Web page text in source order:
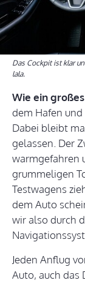
Das Cockpit ist klar
lala.
Wie ein
dem Hafen
Dabei bleibt
gelassen. Der
warmgefahren
grummeligen
Testwagens
dem Auto
wir also durch
Jeden Anflug
Auto, auch